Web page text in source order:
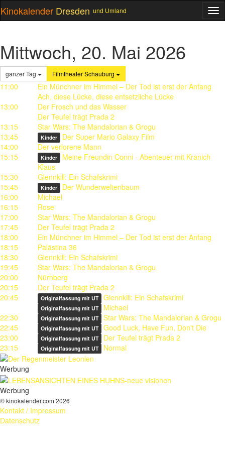
Kinokalender Dresden und Umland
Mittwoch, 20. Mai 2026
ganzer Tag Filmtheater Schauburg
11:00
Ein Münchner im Himmel – Der Tod ist erst der Anfang
Ach, diese Lücke, diese entsetzliche Lücke
13:00
Der Frosch und das Wasser
Der Teufel trägt Prada 2
13:15
Star Wars: The Mandalorian & Grogu
13:45
Kinder
Der Super Mario Galaxy Film
14:00
Der verlorene Mann
15:15
Kinder
Meine Freundin Conni - Abenteuer mit Kranich
Klaus
15:30
Glennkill: Ein Schafskrimi
15:45
Kinder
Der Wunderweltenbaum
16:00
Michael
16:15
Rose
17:00
Star Wars: The Mandalorian & Grogu
17:45
Der Teufel trägt Prada 2
18:00
Ein Münchner im Himmel – Der Tod ist erst der Anfang
18:15
Palästina 36
18:30
Glennkill: Ein Schafskrimi
19:45
Star Wars: The Mandalorian & Grogu
20:00
Nürnberg
20:15
Der Teufel trägt Prada 2
20:45
Originalfassung mit UT Glennkill: Ein Schafskrimi
Originalfassung mit UT
Michael
22:30
Originalfassung mit UT
Star Wars: The Mandalorian & Grogu
22:45
Originalfassung mit UT
Good Luck, Have Fun, Don't Die
23:00
Originalfassung mit UT
Der Teufel trägt Prada 2
23:15
Originalfassung mit UT Normal
Werbung
Werbung
© kinokalender.com 2026
Kontakt / Impressum
Datenschutz